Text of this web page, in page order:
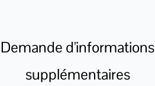
Demande d'informations
supplémentaires